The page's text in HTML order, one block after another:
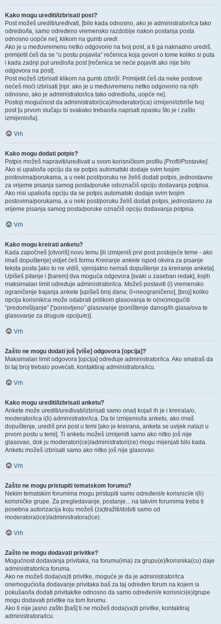
Kako mogu urediti/izbrisati post?
Post možeš urediti/uređivati, [bilo kada odnosno, ako je administrator/ica tako
odredio/la, samo određeno vremensko razdoblje nakon postanja posta
odnosno uopće ne], klikom na gumb uredi.
Ako je u međuvremenu netko odgovorio na tvoj post, a ti ga naknadno urediš,
primijetit ćeš da se “u postu pojavila” rečenica koja govori o tome koliko si puta
i kada zadnji put uredio/la post [rečenica se neće pojaviti ako nije bilo
odgovora na post].
Post možeš izbrisati klikom na gumb izbriši. Primijetit ćeš da neke postove
nećeš moći izbrisati [npr. ako je u međuvremenu netko odgovorio na njih
odnosno, ako je administrator/ica tako odredio/la, uopće ne].
Postoji mogućnost da administrator(ica)/moderator(ica) izmijeni/izbriše tvoj
post [u prvom slučaju bi svakako trebao/la napisati opasku što je i zašto
izmijenio/la].
Vrh
Kako mogu dodati potpis?
Potpis možeš napraviti/uređivati u svom korisničkom profilu [Profil/Postavke].
Ako si upalio/la opciju da se potpis automatski dodaje svim tvojim
postovima/porukama, a u neki post/poruku ne želiš dodati potpis, jednostavno
za vrijeme pisanja samog posta/poruke odoznačiš opciju dodavanja potpisa.
Ako nisi upalio/la opciju da se potpis automatski dodaje svim tvojim
postovima/porukama, a u neki post/poruku želiš dodati potpis, jednostavno za
vrijeme pisanja samog posta/poruke označiš opciju dodavanja potpisa.
Vrh
Kako mogu kreirati anketu?
Kada započneš [otvoriš] novu temu [ili izmijeniš prvi post postojeće teme - ako
imaš dopuštenje] vidjet ćeš formu Kreiranje ankete ispod okvira za pisanje
teksta posta [ako to ne vidiš, vjerojatno nemaš dopuštenje za kreiranje anketa].
Upišeš pitanje i [barem] dva moguća odgovora [svaki u zaseban redak], kojih
maksimalan limit određuje administrator/ica. Možeš postaviti (i) vremensko
ograničenje trajanja ankete [upišeš broj dana; 0=neograničeno], [broj] koliko
opcija korisnik/ca može odabrati prilikom glasovanja te o(ne)mogućiti
“predomišljanje” [“ponovljeno” glasovanje (poništenje danog/ih glasa/ova te
glasovanje za drugu/e opciju/e)].
Vrh
Zašto ne mogu dodati još [više] odgovora [opcija]?
Maksimalan limit odgovora [opcija] određuje administrator/ica. Ako smatraš da
bi taj broj trebalo povećati, kontaktiraj administratora/icu.
Vrh
Kako mogu urediti/izbrisati anketu?
Ankete može urediti/uređivati/izbrisati samo ona/j koja/i ih je i kreirala/o,
moderator/ica i(li) administrator/ica. Da bi izmijenio/la anketu, ako imaš
dopuštenje, urediš prvi post u temi [ako je kreirana, anketa se uvijek nalazi u
prvom postu u temi]. Ti anketu možeš izmijeniti samo ako nitko još nije
glasovao, dok ju moderatori(ce)/administratori(ce) mogu mijenjati bilo kada.
Anketu možeš izbrisati samo ako nitko još nije glasovao.
Vrh
Zašto ne mogu pristupiti tematskom forumu?
Nekim tematskim forumima mogu pristupiti samo određeni/e korisnici/e i(li)
korisničke grupe. Za pregledavanje, postanje... na takvim forumima treba ti
posebna autorizacija koju možeš (za)tražiti/dobiti samo od
moderatora(ice)/administratora(ice).
Vrh
Zašto ne mogu dodavati privitke?
Mogućnost dodavanja privitaka, na forumu(ima) za grupu(e)/korisnika(cu) daje
administrator/ica foruma.
Ako ne možeš doda(va)ti privitke, moguće je da je administrator/ica
onemogućio/la dodavanje privitaka baš za taj određen forum na kojem si
pokušao/la dodati privitak/ke odnosno da samo određeni/e korisnici(e)/grupe
mogu dodavati privitke na tom forumu.
Ako ti nije jasno zašto [baš] ti ne možeš doda(va)ti privitke, kontaktiraj
administratora/icu.